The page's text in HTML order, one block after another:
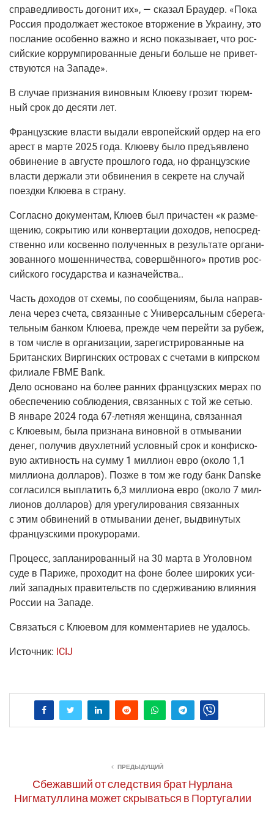
спра­вед­ли­вость дого­нит их», — ска­зал Бра­удер. «Пока
Рос­сия про­дол­жа­ет жесто­кое втор­же­ние в Укра­и­ну, это
посла­ние осо­бен­но важ­но и ясно пока­зы­ва­ет, что рос­
сий­ские кор­рум­пи­ро­ван­ные день­ги боль­ше не при­вет­
ству­ют­ся на Западе».
В слу­чае при­зна­ния винов­ным Клю­е­ву гро­зит тюрем­
ный срок до деся­ти лет.
Фран­цуз­ские вла­сти выда­ли евро­пей­ский ордер на его
арест в мар­те 2025 года. Клю­е­ву было предъ­яв­ле­но
обви­не­ние в авгу­сте про­шло­го года, но фран­цуз­ские
вла­сти дер­жа­ли эти обви­не­ния в сек­ре­те на слу­чай
поезд­ки Клю­е­ва в страну.
Соглас­но доку­мен­там, Клю­ев был при­ча­стен «к раз­ме­
ще­нию, сокры­тию или кон­вер­та­ции дохо­дов, непо­сред­
ствен­но или кос­вен­но полу­чен­ных в резуль­та­те орга­ни­
зо­ван­но­го мошен­ни­че­ства, совер­шён­но­го» про­тив рос­
сий­ско­го госу­дар­ства и казначейства..
Часть дохо­дов от схе­мы, по сооб­ще­ни­ям, была направ­
ле­на через сче­та, свя­зан­ные с Уни­вер­саль­ным сбе­ре­га­
тель­ным бан­ком Клю­е­ва, преж­де чем перей­ти за рубеж,
в том чис­ле в орга­ни­за­ции, заре­ги­стри­ро­ван­ные на
Бри­тан­ских Вир­гин­ских ост­ро­вах с сче­та­ми в кипр­ском
фили­а­ле FBME Bank.
Дело осно­ва­но на более ран­них фран­цуз­ских мерах по
обес­пе­че­нию соблю­де­ния, свя­зан­ных с той же сетью.
В янва­ре 2024 года 67-лет­няя жен­щи­на, свя­зан­ная
с Клю­е­вым, была при­зна­на винов­ной в отмы­ва­нии
денег, полу­чив двух­лет­ний услов­ный срок и кон­фис­ко­
вую актив­ность на сум­му 1 мил­ли­он евро (око­ло 1,1
мил­ли­о­на дол­ла­ров). Поз­же в том же году банк Danske
согла­сил­ся выпла­тить 6,3 мил­ли­о­на евро (око­ло 7 мил­
ли­о­нов дол­ла­ров) для уре­гу­ли­ро­ва­ния свя­зан­ных
с этим обви­не­ний в отмы­ва­нии денег, выдви­ну­тых
фран­цуз­ски­ми прокурорами.
Про­цесс, запла­ни­ро­ван­ный на 30 мар­та в Уго­лов­ном
суде в Пари­же, про­хо­дит на фоне более широ­ких уси­
лий запад­ных пра­ви­тельств по сдер­жи­ва­нию вли­я­ния
Рос­сии на Западе.
Свя­зать­ся с Клю­е­вом для ком­мен­та­ри­ев не удалось.
Источ­ник: ICIJ
ПРЕДЫДУЩИЙ
Сбежавший от следствия брат Нурлана
Нигматуллина может скрываться в Португалии